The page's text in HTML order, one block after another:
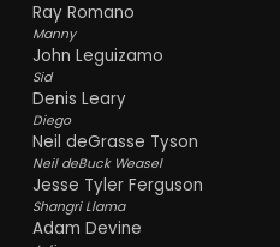
Ray Romano
Manny
John Leguizamo
Sid
Denis Leary
Diego
Neil deGrasse Tyson
Neil deBuck Weasel
Jesse Tyler Ferguson
Shangri Llama
Adam Devine